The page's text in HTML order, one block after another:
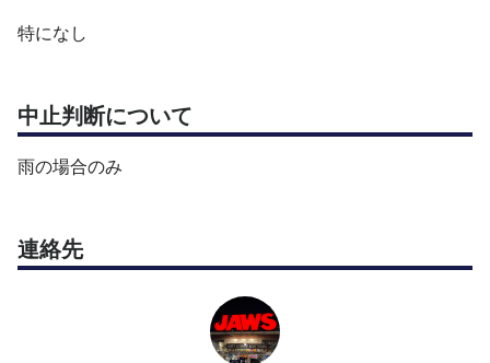
特になし
中止判断について
雨の場合のみ
連絡先